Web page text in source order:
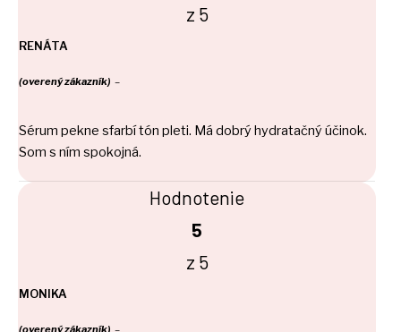
z 5
RENÁTA
(overený zákazník) –
Sérum pekne sfarbí tón pleti. Má dobrý hydratačný účinok.
Som s ním spokojná.
Hodnotenie
5
z 5
MONIKA
(overený zákazník) –